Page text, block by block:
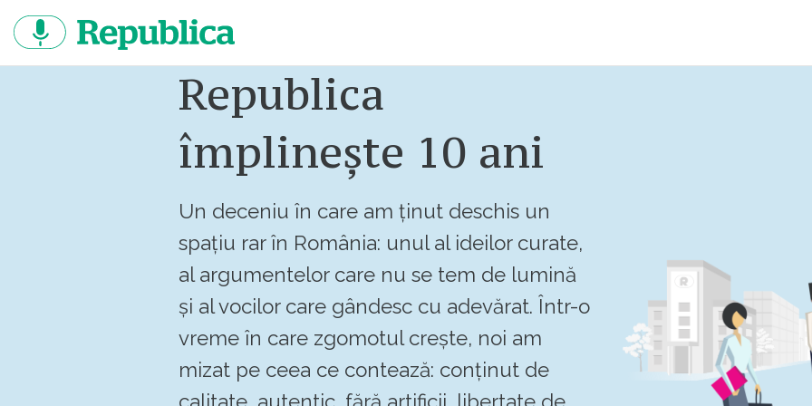
continut
Republica
împlinește 10 ani
Un deceniu în care am ținut deschis un
spațiu rar în România: unul al ideilor curate,
al argumentelor care nu se tem de lumină
și al vocilor care gândesc cu adevărat. Într-o
vreme în care zgomotul crește, noi am
mizat pe ceea ce contează: conținut de